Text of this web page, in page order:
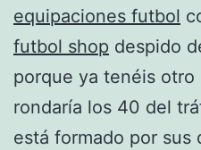
equipaciones futbol
futbol shop despido
porque ya tenéis otro
rondaría los 40 del
está formado por sus